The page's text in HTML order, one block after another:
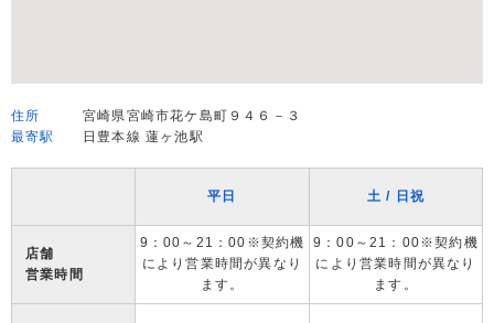
住所
宮崎県宮崎市花ケ島町９４６－３
最寄駅
日豊本線 蓮ヶ池駅
平日 土 / 日祝
店舗
営業時間
9：00～21：00※契約機
により営業時間が異なり
ます。
9：00～21：00※契約機
により営業時間が異なり
ます。